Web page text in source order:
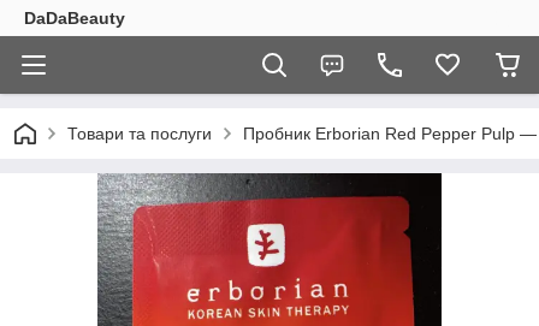
DaDaBeauty
Товари та послуги Пробник Erborian Red Pepper Pulp